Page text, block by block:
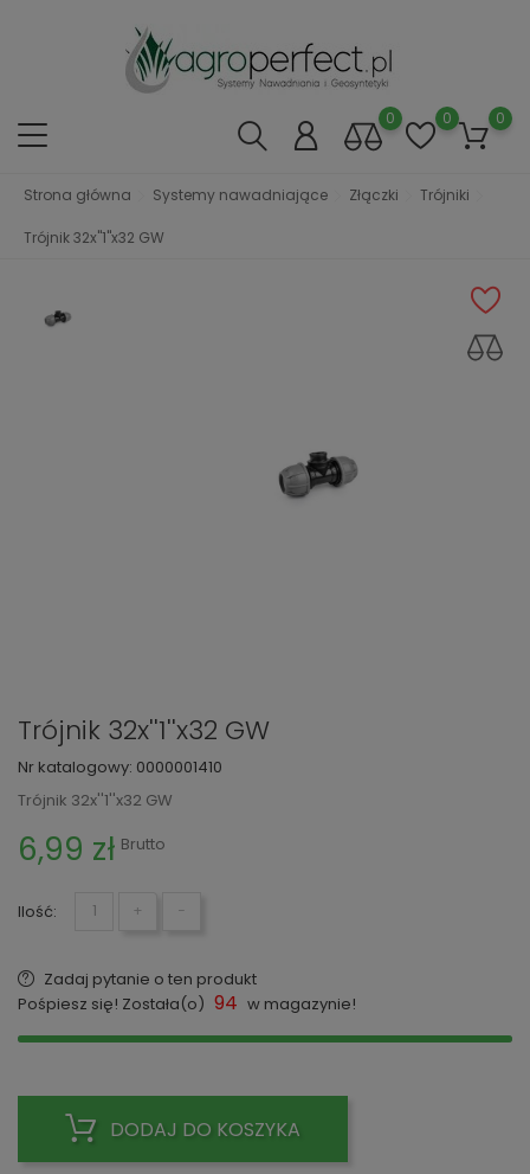
0 0 0
Strona główna Systemy nawadniające Złączki Trójniki
Trójnik 32x''1''x32 GW
Trójnik 32x''1''x32 GW
Nr katalogowy: 0000001410
Trójnik 32x''1''x32 GW
6,99 zł Brutto
Ilość: + −
Zadaj pytanie o ten produkt
Pośpiesz się! Została(o) 94 w magazynie!
DODAJ DO KOSZYKA